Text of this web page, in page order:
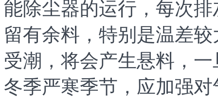
能除尘器的运行，每次
留有余料，特别是温差
受潮，将会产生悬料，
冬季严寒季节，应加强